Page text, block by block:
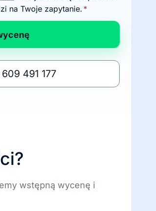
na Twoje zapytanie. *
491 177
wstępną wycenę i